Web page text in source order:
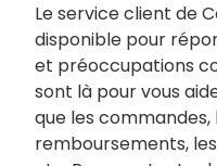
Le service client de
disponible pour
et préoccupations
sont là pour vous
que les commandes,
remboursements,